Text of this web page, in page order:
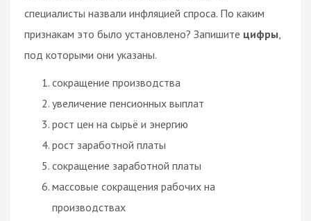
специалисты назвали инфляцией спроса. По каким
признакам это было установлено? Запишите цифры
под которыми они указаны.
сокращение производства
увеличение пенсионных выплат
рост цен на сырьё и энергию
рост заработной платы
сокращение заработной платы
массовые сокращения рабочих на
производствах